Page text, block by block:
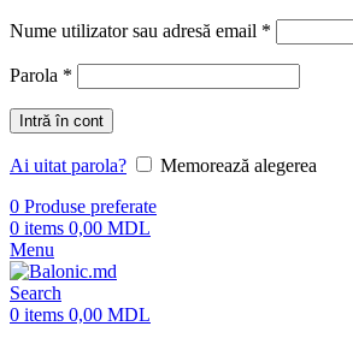
Nume utilizator sau adresă email *
Parola *
Intră în cont
Ai uitat parola?
Memorează alegerea
0 Produse preferate
0 items 0,00 MDL
Menu
Search
0 items 0,00 MDL